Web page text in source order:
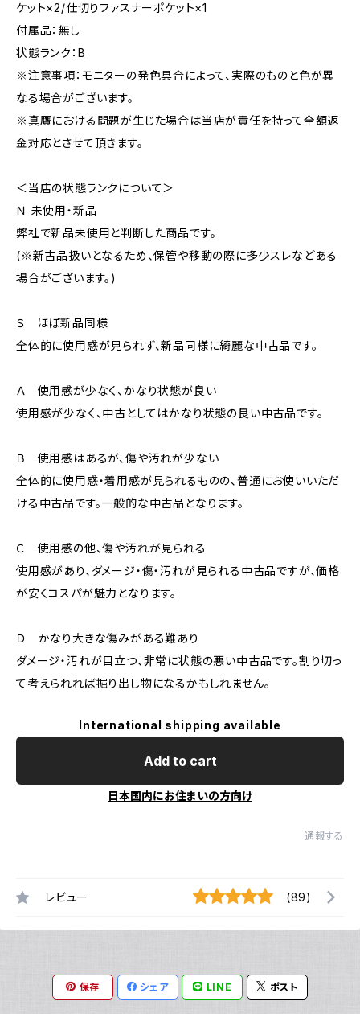
ケット×2/仕切りファスナーポケット×1
付属品：無し
状態ランク：B
※注意事項：モニターの発色具合によって、実際のものと色が異
なる場合がございます。
※真贋における問題が生じた場合は当店が責任を持って全額返
金対応とさせて頂きます。
＜当店の状態ランクについて＞
Ｎ 未使用・新品
弊社で新品未使用と判断した商品です。
(※新古品扱いとなるため、保管や移動の際に多少スレなどある
場合がございます。)
Ｓ ほぼ新品同様
全体的に使用感が見られず、新品同様に綺麗な中古品です。
Ａ 使用感が少なく、かなり状態が良い
使用感が少なく、中古としてはかなり状態の良い中古品です。
Ｂ 使用感はあるが、傷や汚れが少ない
全体的に使用感・着用感が見られるものの、普通にお使いいただ
ける中古品です。一般的な中古品となります。
Ｃ 使用感の他、傷や汚れが見られる
使用感があり、ダメージ・傷・汚れが見られる中古品ですが、価格
が安くコスパが魅力となります。
Ｄ かなり大きな傷みがある難あり
ダメージ・汚れが目立つ、非常に状態の悪い中古品です。割り切っ
て考えられれば掘り出し物になるかもしれません。
International shipping available
Add to cart
日本国内にお住まいの方向け
通報する
レビュー (89)
保存 シェア LINE ポスト